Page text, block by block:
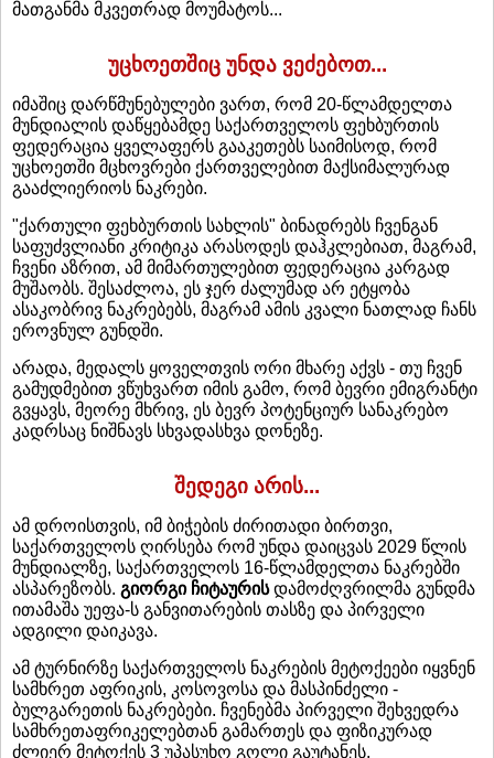
მათგანმა მკვეთრად მოუმატოს...
უცხოეთშიც უნდა ვეძებოთ...
იმაშიც დარწმუნებულები ვართ, რომ 20-წლამდელთა
მუნდიალის დაწყებამდე საქართველოს ფეხბურთის
ფედერაცია ყველაფერს გააკეთებს საიმისოდ, რომ
უცხოეთში მცხოვრები ქართველებით მაქსიმალურად
გააძლიერიოს ნაკრები.
"ქართული ფეხბურთის სახლის" ბინადრებს ჩვენგან
საფუძვლიანი კრიტიკა არასოდეს დაჰკლებიათ, მაგრამ,
ჩვენი აზრით, ამ მიმართულებით ფედერაცია კარგად
მუშაობს. შესაძლოა, ეს ჯერ ძალუმად არ ეტყობა
ასაკობრივ ნაკრებებს, მაგრამ ამის კვალი ნათლად ჩანს
ეროვნულ გუნდში.
არადა, მედალს ყოველთვის ორი მხარე აქვს - თუ ჩვენ
გამუდმებით ვწუხვართ იმის გამო, რომ ბევრი ემიგრანტი
გვყავს, მეორე მხრივ, ეს ბევრ პოტენციურ სანაკრებო
კადრსაც ნიშნავს სხვადასხვა დონეზე.
შედეგი არის...
ამ დროისთვის, იმ ბიჭების ძირითადი ბირთვი,
საქართველოს ღირსება რომ უნდა დაიცვას 2029 წლის
მუნდიალზე, საქართველოს 16-წლამდელთა ნაკრებში
ასპარეზობს. გიორგი ჩიტაურისდამოძღვრილმა გუნდმა
ითამაშა უეფა-ს განვითარების თასზე და პირველი
ადგილი დაიკავა.
ამ ტურნირზე საქართველოს ნაკრების მეტოქეები იყვნენ
სამხრეთ აფრიკის, კოსოვოსა და მასპინძელი -
ბულგარეთის ნაკრებები. ჩვენებმა პირველი შეხვედრა
სამხრეთაფრიკელებთან გამართეს და ფიზიკურად
ძლიერ მეტოქეს 3 უპასუხო გოლი გაუტანეს.